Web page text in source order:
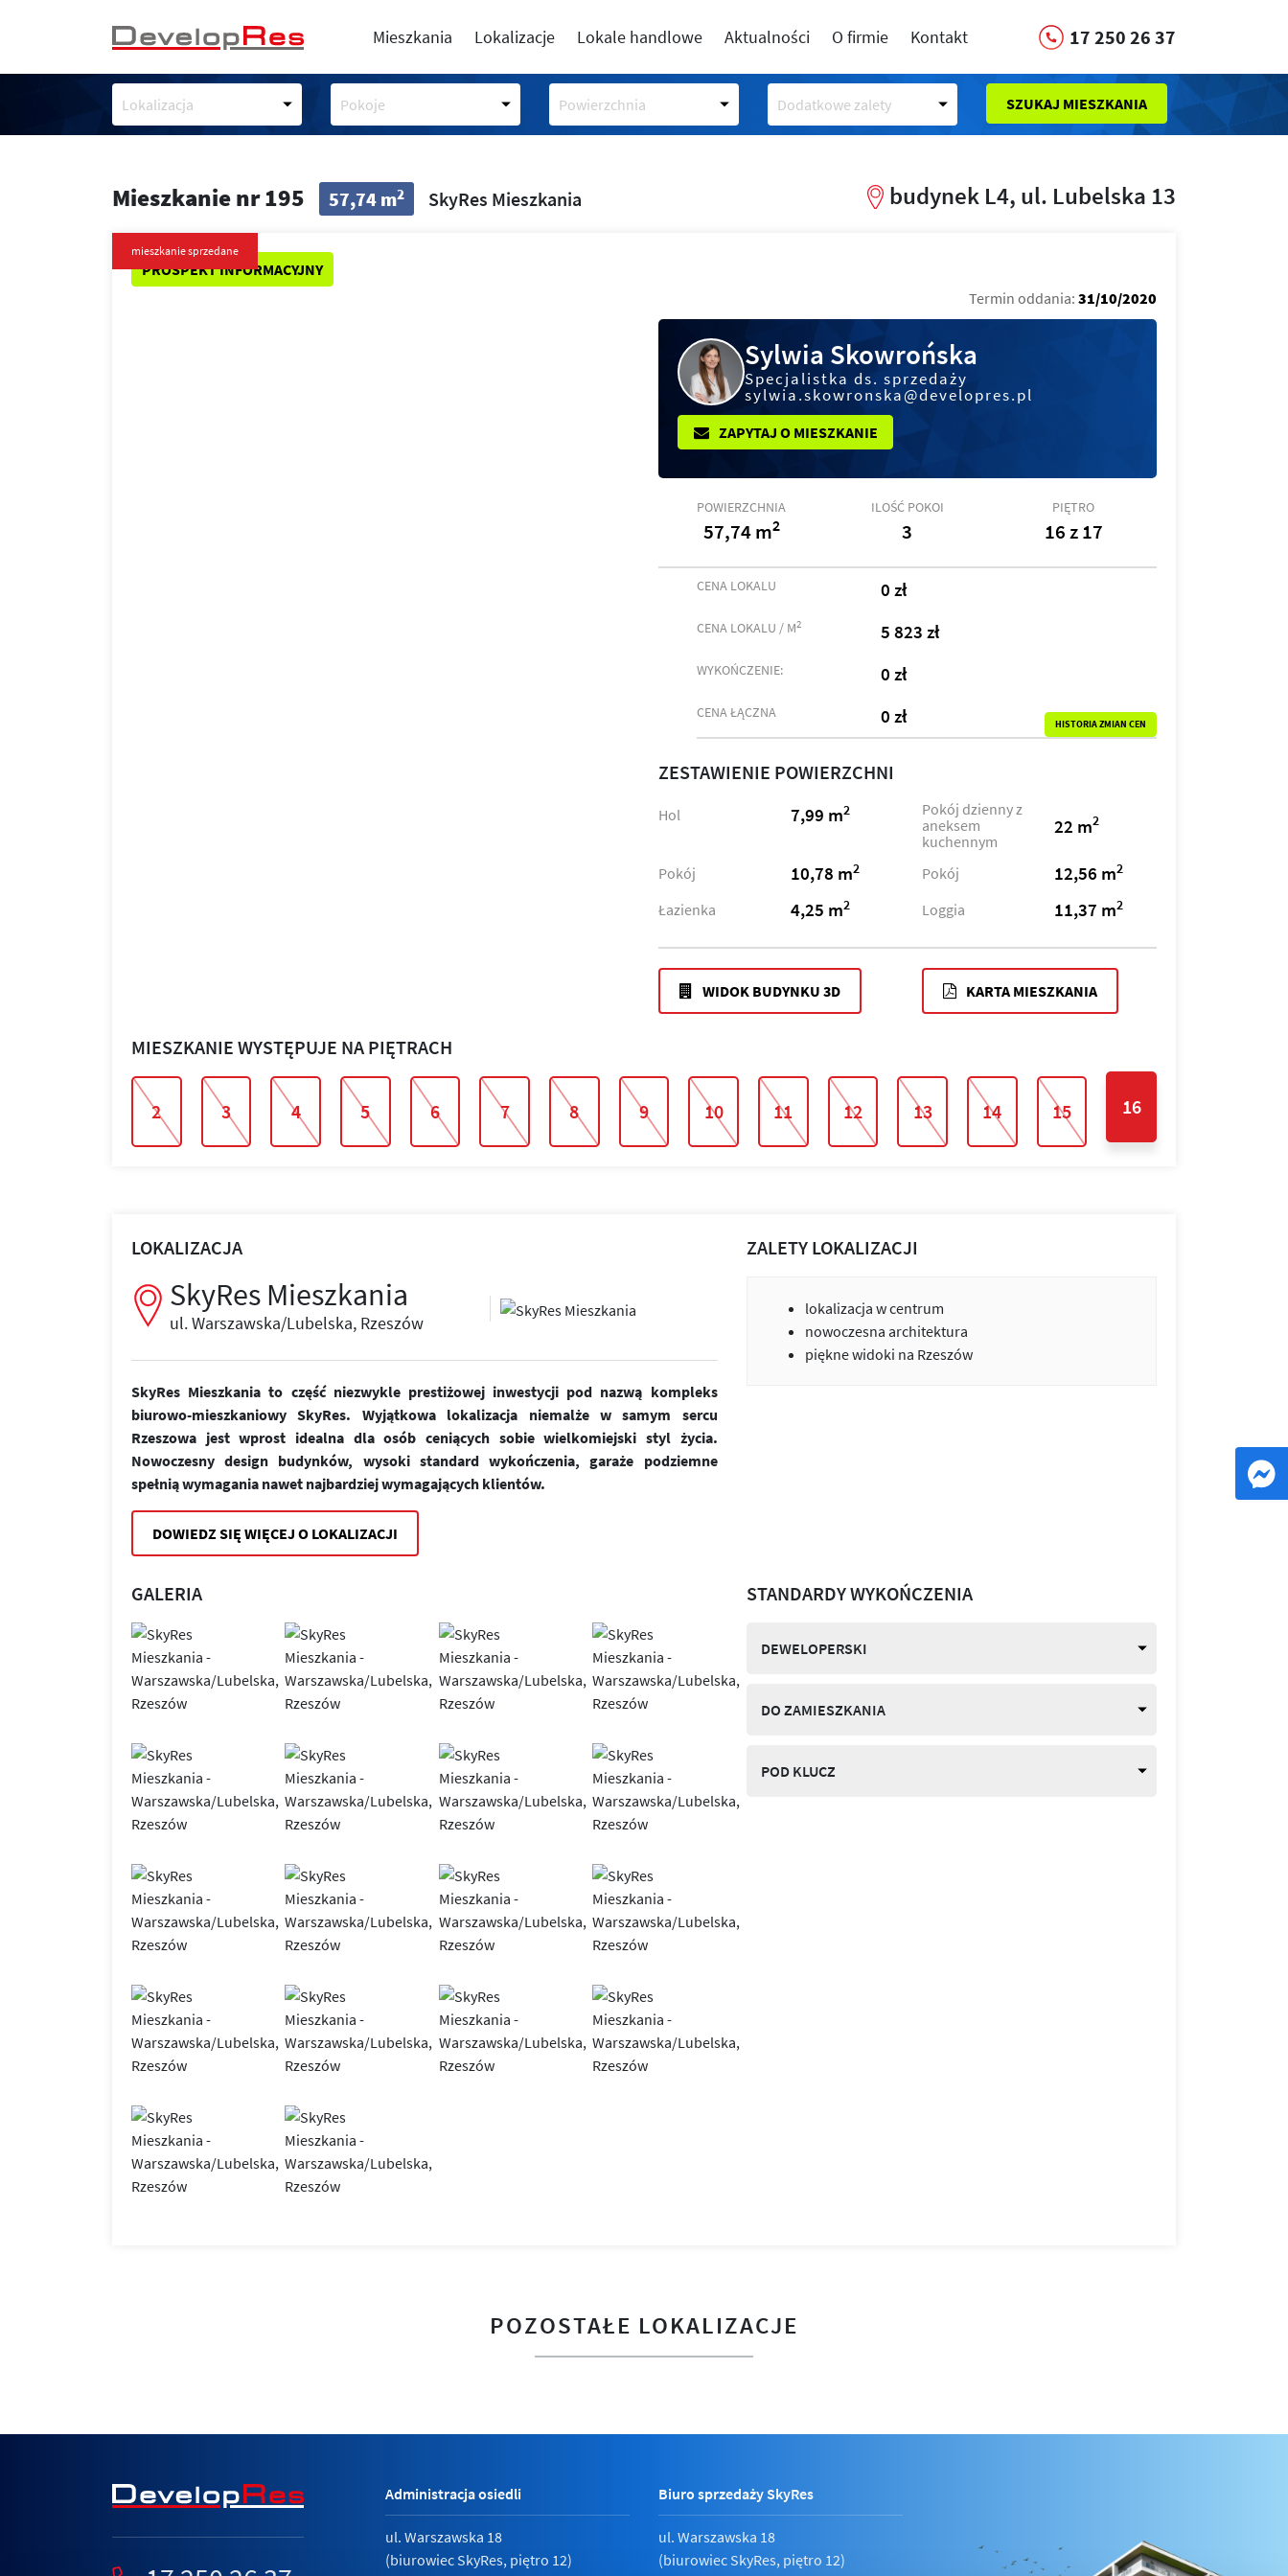
Mieszkania Lokalizacje Lokale handlowe Aktualności O firmie Kontakt 17 250 26 37
Lokalizacja Pokoje Powierzchnia Dodatkowe zalety SZUKAJ MIESZKANIA
Mieszkanie nr 195 57,74 m2 SkyRes Mieszkania budynek L4, ul. Lubelska 13
PROSPEKT INFORMACYJNY
mieszkanie sprzedane
Termin oddania: 31/10/2020
Sylwia Skowrońska
Specjalistka ds. sprzedaży
sylwia.skowronska@developres.pl
ZAPYTAJ O MIESZKANIE
POWIERZCHNIA
57,74 m2
ILOŚĆ POKOI
3
PIĘTRO
16 z 17
CENA LOKALU 0 zł
CENA LOKALU / M2 5 823 zł
WYKOŃCZENIE: 0 zł
CENA ŁĄCZNA 0 zł HISTORIA ZMIAN CEN
ZESTAWIENIE POWIERZCHNI
Hol 7,99 m2
Pokój dzienny z
aneksem
kuchennym
22 m2
Pokój 10,78 m2 Pokój 12,56 m2
Łazienka 4,25 m2 Loggia 11,37 m2
WIDOK BUDYNKU 3D KARTA MIESZKANIA
MIESZKANIE WYSTĘPUJE NA PIĘTRACH
2 3 4 5 6 7 8 9 10 11 12 13 14 15 16
LOKALIZACJA
SkyRes Mieszkania
ul. Warszawska/Lubelska, Rzeszów
SkyRes Mieszkania to część niezwykle prestiżowej inwestycji pod nazwą kompleks
biurowo-mieszkaniowy SkyRes. Wyjątkowa lokalizacja niemalże w samym sercu
Rzeszowa jest wprost idealna dla osób ceniących sobie wielkomiejski styl życia.
Nowoczesny design budynków, wysoki standard wykończenia, garaże podziemne
spełnią wymagania nawet najbardziej wymagających klientów.
DOWIEDZ SIĘ WIĘCEJ O LOKALIZACJI
ZALETY LOKALIZACJI
lokalizacja w centrum
nowoczesna architektura
piękne widoki na Rzeszów
GALERIA STANDARDY WYKOŃCZENIA
DEWELOPERSKI
DO ZAMIESZKANIA
POD KLUCZ
POZOSTAŁE LOKALIZACJE
Administracja osiedli
ul. Warszawska 18
(biurowiec SkyRes, piętro 12)
Biuro sprzedaży SkyRes
ul. Warszawska 18
(biurowiec SkyRes, piętro 12)